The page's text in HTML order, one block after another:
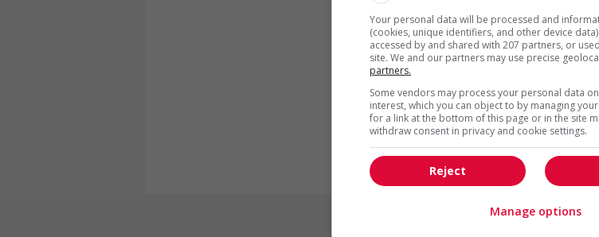
Property rentals
Vancouver, BC
Vente, achat et service à
1 - 6 de 6 résultats
Your personal data will be processed and
(cookies, unique identifiers, and other device
accessed by and shared with 207 partners, or
site. We and our partners may use precise
partners.
Some vendors may process your personal data
interest, which you can object to by managing
for a link at the bottom of this page or in the site
withdraw consent in privacy and cookie settings.
Reject
Manage options